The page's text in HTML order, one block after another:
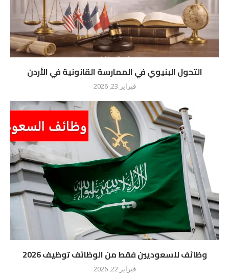
التحول البنيوي في الممارسة القانونية في الأردن
فبراير 23, 2026
وظائف للسعوديين فقط من الوظائف توظيف 2026
فبراير 22, 2026